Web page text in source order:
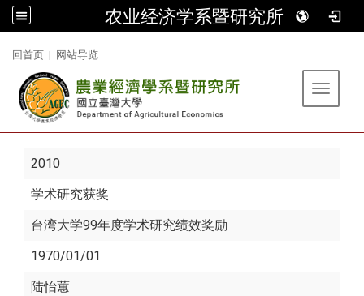
农业经济学系暨研究所
回首页 | 网站导览
Toggle
2010
学术研究获奖
台湾大学99年度学术研究绩效奖励
1970/01/01
陆怡蕙